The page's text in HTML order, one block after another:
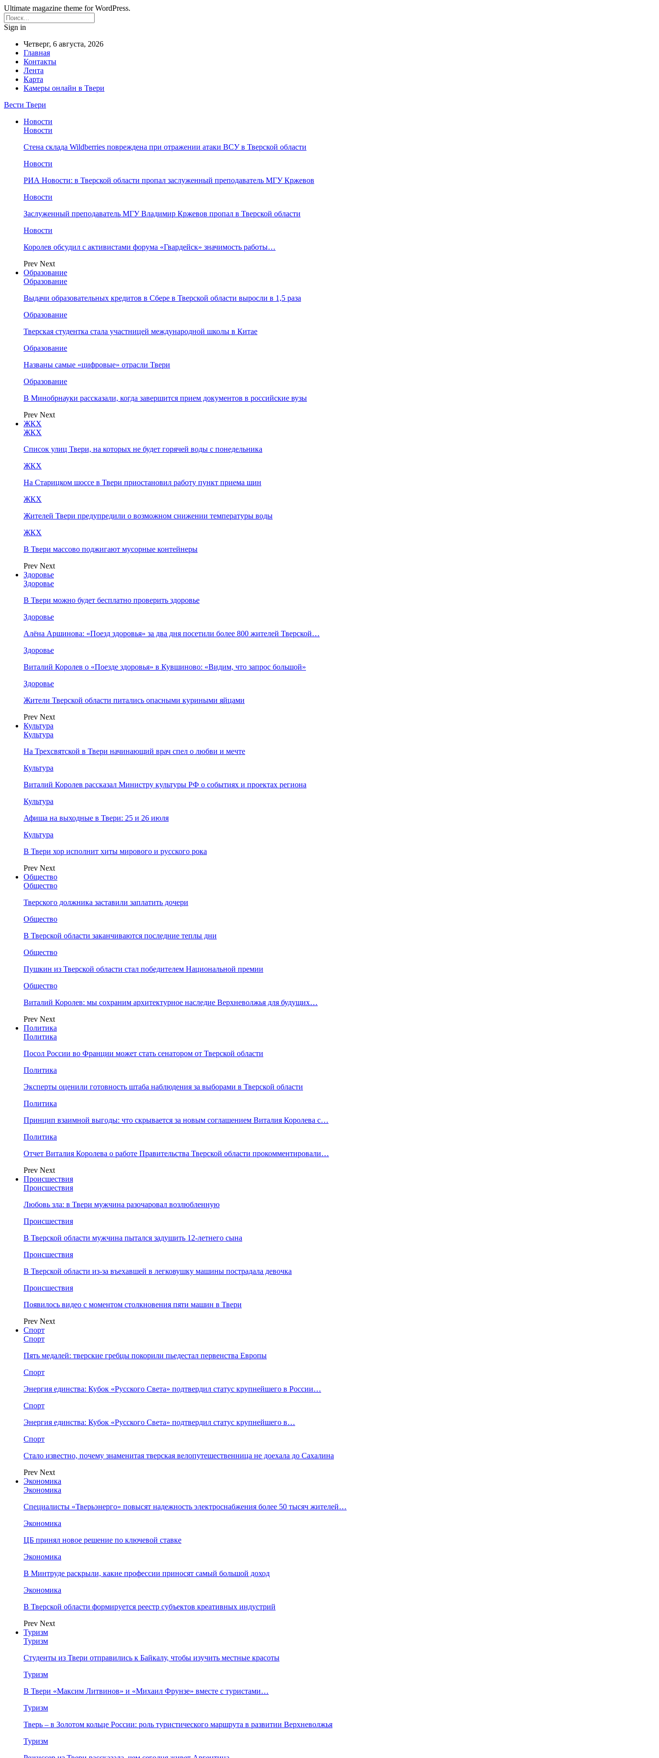
Ultimate magazine theme for WordPress.
Sign in
Четверг, 6 августа, 2026
Главная
Контакты
Лента
Карта
Камеры онлайн в Твери
Вести Твери
Новости
Новости
Стена склада Wildberries повреждена при отражении атаки ВСУ в Тверской области
Новости
РИА Новости: в Тверской области пропал заслуженный преподаватель МГУ Кржевов
Новости
Заслуженный преподаватель МГУ Владимир Кржевов пропал в Тверской области
Новости
Королев обсудил с активистами форума «Гвардейск» значимость работы…
Prev Next
Образование
Образование
Выдачи образовательных кредитов в Сбере в Тверской области выросли в 1,5 раза
Образование
Тверская студентка стала участницей международной школы в Китае
Образование
Названы самые «цифровые» отрасли Твери
Образование
В Минобрнауки рассказали, когда завершится прием документов в российские вузы
Prev Next
ЖКХ
ЖКХ
Список улиц Твери, на которых не будет горячей воды с понедельника
ЖКХ
На Старицком шоссе в Твери приостановил работу пункт приема шин
ЖКХ
Жителей Твери предупредили о возможном снижении температуры воды
ЖКХ
В Твери массово поджигают мусорные контейнеры
Prev Next
Здоровье
Здоровье
В Твери можно будет бесплатно проверить здоровье
Здоровье
Алёна Аршинова: «Поезд здоровья» за два дня посетили более 800 жителей Тверской…
Здоровье
Виталий Королев о «Поезде здоровья» в Кувшиново: «Видим, что запрос большой»
Здоровье
Жители Тверской области питались опасными куриными яйцами
Prev Next
Культура
Культура
На Трехсвятской в Твери начинающий врач спел о любви и мечте
Культура
Виталий Королев рассказал Министру культуры РФ о событиях и проектах региона
Культура
Афиша на выходные в Твери: 25 и 26 июля
Культура
В Твери хор исполнит хиты мирового и русского рока
Prev Next
Общество
Общество
Тверского должника заставили заплатить дочери
Общество
В Тверской области заканчиваются последние теплы дни
Общество
Пушкин из Тверской области стал победителем Национальной премии
Общество
Виталий Королев: мы сохраним архитектурное наследие Верхневолжья для будущих…
Prev Next
Политика
Политика
Посол России во Франции может стать сенатором от Тверской области
Политика
Эксперты оценили готовность штаба наблюдения за выборами в Тверской области
Политика
Принцип взаимной выгоды: что скрывается за новым соглашением Виталия Королева с…
Политика
Отчет Виталия Королева о работе Правительства Тверской области прокомментировали…
Prev Next
Происшествия
Происшествия
Любовь зла: в Твери мужчина разочаровал возлюбленную
Происшествия
В Тверской области мужчина пытался задушить 12-летнего сына
Происшествия
В Тверской области из-за въехавшей в легковушку машины пострадала девочка
Происшествия
Появилось видео с моментом столкновения пяти машин в Твери
Prev Next
Спорт
Спорт
Пять медалей: тверские гребцы покорили пьедестал первенства Европы
Спорт
Энергия единства: Кубок «Русского Света» подтвердил статус крупнейшего в России…
Спорт
Энергия единства: Кубок «Русского Света» подтвердил статус крупнейшего в…
Спорт
Стало известно, почему знаменитая тверская велопутешественница не доехала до Сахалина
Prev Next
Экономика
Экономика
Специалисты «Тверьэнерго» повысят надежность электроснабжения более 50 тысяч жителей…
Экономика
ЦБ принял новое решение по ключевой ставке
Экономика
В Минтруде раскрыли, какие профессии приносят самый большой доход
Экономика
В Тверской области формируется реестр субъектов креативных индустрий
Prev Next
Туризм
Туризм
Студенты из Твери отправились к Байкалу, чтобы изучить местные красоты
Туризм
В Твери «Максим Литвинов» и «Михаил Фрунзе» вместе с туристами…
Туризм
Тверь – в Золотом кольце России: роль туристического маршрута в развитии Верхневолжья
Туризм